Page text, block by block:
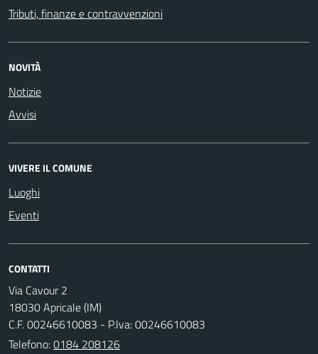
Tributi, finanze e contravvenzioni
NOVITÀ
Notizie
Avvisi
VIVERE IL COMUNE
Luoghi
Eventi
CONTATTI
Via Cavour 2
18030 Apricale (IM)
C.F. 00246610083 - P.Iva: 00246610083
Telefono:0184 208126